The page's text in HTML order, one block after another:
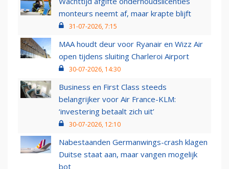
monteurs neemt af, maar krapte blijft
31-07-2026, 7:15
MAA houdt deur voor Ryanair en Wizz Air
open tijdens sluiting Charleroi Airport
30-07-2026, 14:30
Business en First Class steeds
belangrijker voor Air France-KLM:
‘investering betaalt zich uit’
30-07-2026, 12:10
Nabestaanden Germanwings-crash klagen
Duitse staat aan, maar vangen mogelijk
bot